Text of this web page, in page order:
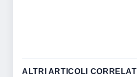
ALTRI ARTICOLI CORRELATI